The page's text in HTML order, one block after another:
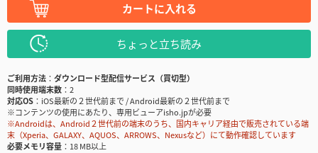
カートに入れる
ちょっと立ち読み
ご利用方法
ダウンロード型配信サービス（買切型）
同時使用端末数
2
対応OS
iOS最新の２世代前まで / Android最新の２世代前まで
※コンテンツの使用にあたり、専用ビューアisho.jpが必要
※Androidは、Android２世代前の端末のうち、国内キャリア経由で販売されている端
末（Xperia、GALAXY、AQUOS、ARROWS、Nexusなど）にて動作確認しています
必要メモリ容量
18 MB以上